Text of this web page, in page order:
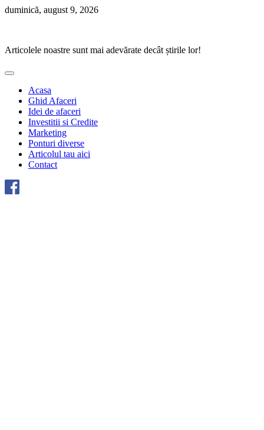
Skip
duminică, august 9, 2026
Articolele noastre sunt mai adevărate decât știrile lor!
Acasa
Ghid Afaceri
Idei de afaceri
Investitii si Credite
Marketing
Ponturi diverse
Articolul tau aici
Contact